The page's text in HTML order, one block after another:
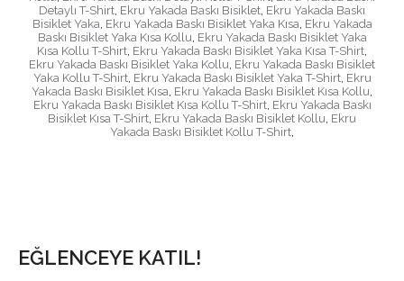
Detaylı T-Shirt, Ekru Yakada Baskı Bisiklet, Ekru Yakada Baskı
Bisiklet Yaka, Ekru Yakada Baskı Bisiklet Yaka Kısa, Ekru Yakada
Baskı Bisiklet Yaka Kısa Kollu, Ekru Yakada Baskı Bisiklet Yaka
Kısa Kollu T-Shirt, Ekru Yakada Baskı Bisiklet Yaka Kısa T-Shirt,
Ekru Yakada Baskı Bisiklet Yaka Kollu, Ekru Yakada Baskı Bisiklet
Yaka Kollu T-Shirt, Ekru Yakada Baskı Bisiklet Yaka T-Shirt, Ekru
Yakada Baskı Bisiklet Kısa, Ekru Yakada Baskı Bisiklet Kısa Kollu,
Ekru Yakada Baskı Bisiklet Kısa Kollu T-Shirt, Ekru Yakada Baskı
Bisiklet Kısa T-Shirt, Ekru Yakada Baskı Bisiklet Kollu, Ekru
Yakada Baskı Bisiklet Kollu T-Shirt,
EĞLENCEYE KATIL!